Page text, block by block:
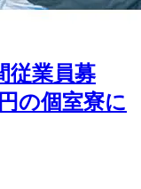
従業員募
の個室寮に